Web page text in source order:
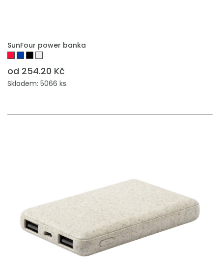
PŘIDAT DO POPTÁVKY
SunFour power banka
od 254.20 Kč
Skladem: 5066 ks.